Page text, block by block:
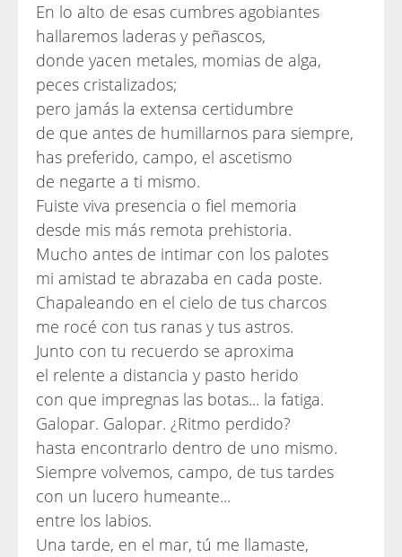
En lo alto de esas cumbres agobiantes
hallaremos laderas y peñascos,
donde yacen metales, momias de alga,
peces cristalizados;
pero jamás la extensa certidumbre
de que antes de humillarnos para siempre,
has preferido, campo, el ascetismo
de negarte a ti mismo.
Fuiste viva presencia o fiel memoria
desde mis más remota prehistoria.
Mucho antes de intimar con los palotes
mi amistad te abrazaba en cada poste.
Chapaleando en el cielo de tus charcos
me rocé con tus ranas y tus astros.
Junto con tu recuerdo se aproxima
el relente a distancia y pasto herido
con que impregnas las botas... la fatiga.
Galopar. Galopar. ¿Ritmo perdido?
hasta encontrarlo dentro de uno mismo.
Siempre volvemos, campo, de tus tardes
con un lucero humeante...
entre los labios.
Una tarde, en el mar, tú me llamaste,